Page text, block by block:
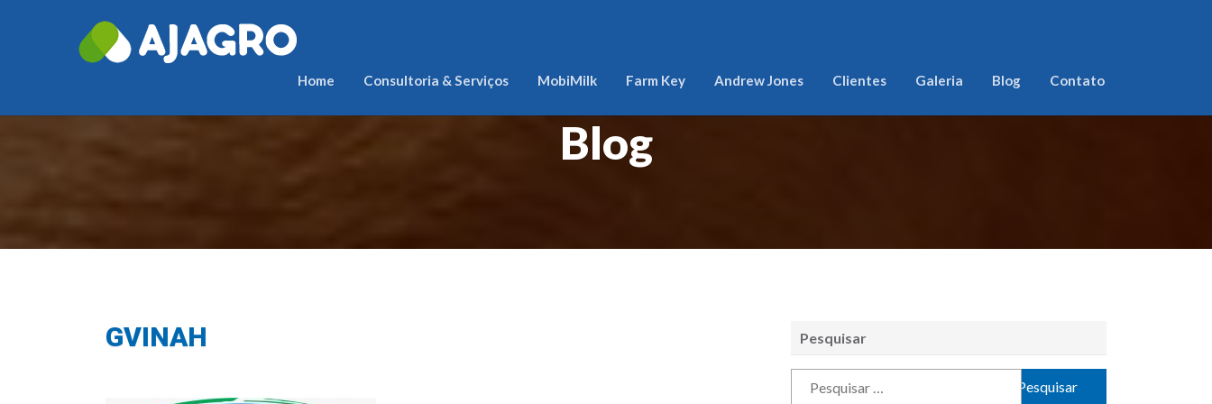
Home Consultoria & Serviços MobiMilk Farm Key Andrew Jones Clientes Galeria Blog Contato
Blog
GVINAH Pesquisar